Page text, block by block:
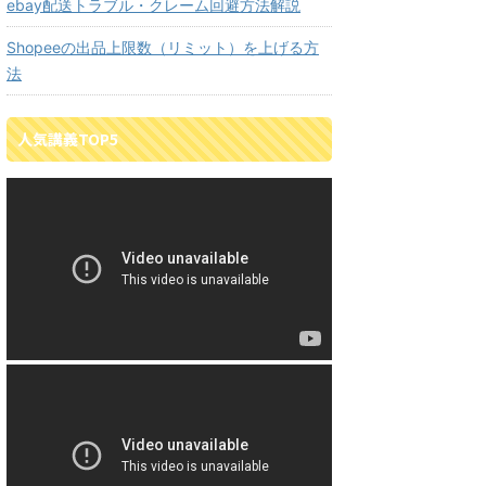
ebay配送トラブル・クレーム回避方法解説
Shopeeの出品上限数（リミット）を上げる方
法
人気講義TOP5